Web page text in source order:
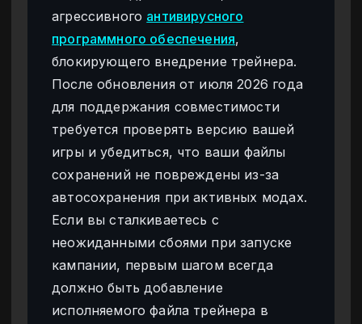
агрессивного антивирусного
программного обеспечения,
блокирующего внедрение трейнера.
После обновления от июля 2026 года
для поддержания совместимости
требуется проверять версию вашей
игры и убедиться, что ваши файлы
сохранений не повреждены из-за
автосохранения при активных модах.
Если вы сталкиваетесь с
неожиданными сбоями при запуске
кампании, первым шагом всегда
должно быть добавление
исполняемого файла трейнера в